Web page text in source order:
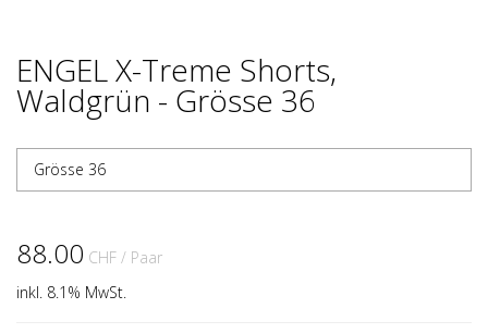
ENGEL X-Treme Shorts,
Waldgrün - Grösse 36
Grösse 36
88.00 CHF / Paar
inkl. 8.1% MwSt.